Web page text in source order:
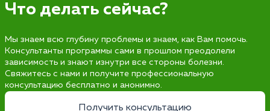
Что делать сейчас?
Мы знаем всю глубину проблемы и знаем, как Вам помочь.
Консультанты программы сами в прошлом преодолели
зависимость и знают изнутри все стороны болезни.
Свяжитесь с нами и получите профессиональную
консультацию бесплатно и анонимно.
Получить консультацию